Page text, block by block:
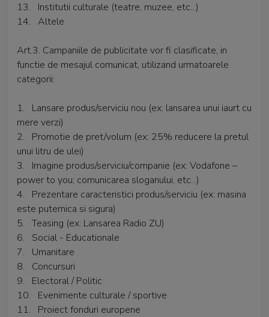
13. Institutii culturale (teatre, muzee, etc...)
14. Altele
Art.3. Campaniile de publicitate vor fi clasificate, in
functie de mesajul comunicat, utilizand urmatoarele
categorii:
1. Lansare produs/serviciu nou (ex: lansarea unui iaurt cu
mere verzi)
2. Promotie de pret/volum (ex: 25% reducere la pretul
unui litru de ulei)
3. Imagine produs/serviciu/companie (ex: Vodafone –
power to you; comunicarea sloganului, etc...)
4. Prezentare caracteristici produs/serviciu (ex: masina
este puternica si sigura)
5. Teasing (ex: Lansarea Radio ZU)
6. Social - Educationale
7. Umanitare
8. Concursuri
9. Electoral / Politic
10. Evenimente culturale / sportive
11. Proiect fonduri europene